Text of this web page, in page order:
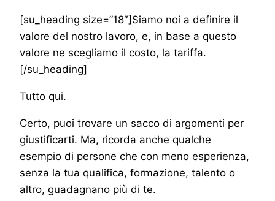
[su_heading size=”18″]Siamo noi a definire il
valore del nostro lavoro, e, in base a questo
valore ne scegliamo il costo, la tariffa.
[/su_heading]
Tutto qui.
Certo, puoi trovare un sacco di argomenti per
giustificarti. Ma, ricorda anche qualche
esempio di persone che con meno esperienza,
senza la tua qualifica, formazione, talento o
altro, guadagnano più di te.